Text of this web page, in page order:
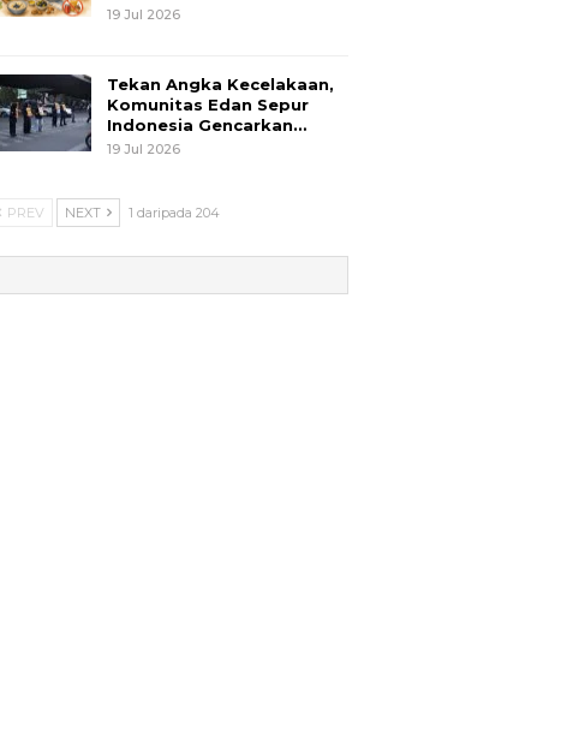
19 Jul 2026
Tekan Angka Kecelakaan,
Komunitas Edan Sepur
Indonesia Gencarkan…
19 Jul 2026
PREV NEXT 1 daripada 204